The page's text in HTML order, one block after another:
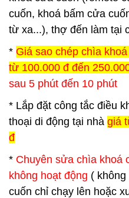
cuốn, khoá bấm cửa
từ xa...), thợ đến làm tại
* Giá sao chép chìa
từ 100.000 đ đến
sau 5 phút đến 10 phút
* Lắp đặt công tắc điều
thoại di động tại nhà giá
đ
* Chuyên sửa chìa khoá
không hoạt động (
cuốn chỉ chạy lên hoặc